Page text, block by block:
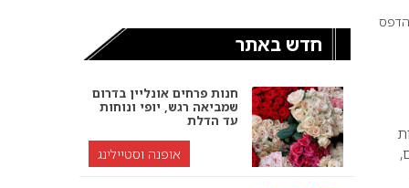
הדפס
חדש באתר
חנות פרחים אונליין בדרום
שמביאה רגש, יופי ונוחות
עד הדלת
אופנה וסטיילינג